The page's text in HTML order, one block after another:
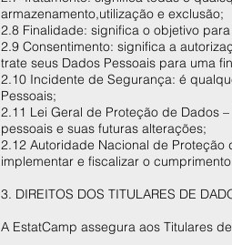
armazenamento,utilização e exclusão;
2.8 Finalidade: significa o objetivo
2.9 Consentimento: significa a
trate seus Dados Pessoais para uma
2.10 Incidente de Segurança: é
Pessoais;
2.11 Lei Geral de Proteção de Dados
pessoais e suas futuras alterações;
2.12 Autoridade Nacional de
implementar e fiscalizar o
3. DIREITOS DOS TITULARES DE
A EstatCamp assegura aos Titulares